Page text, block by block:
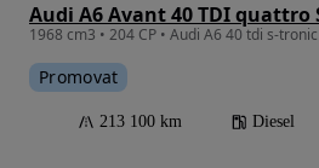
Audi A6 Avant 40 TDI quattro
Promovat
213 100 km Diesel